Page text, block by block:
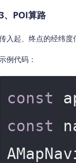
、POI算路
入起、终点的经纬
示例代码：
const
const